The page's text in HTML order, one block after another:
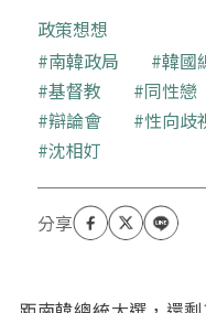
平台」(K-NEWS
評論給各合作媒體。
政策想想
關鍵字
南韓政局 韓國
基督教
同性戀
辯論會
性向歧
沈相奵